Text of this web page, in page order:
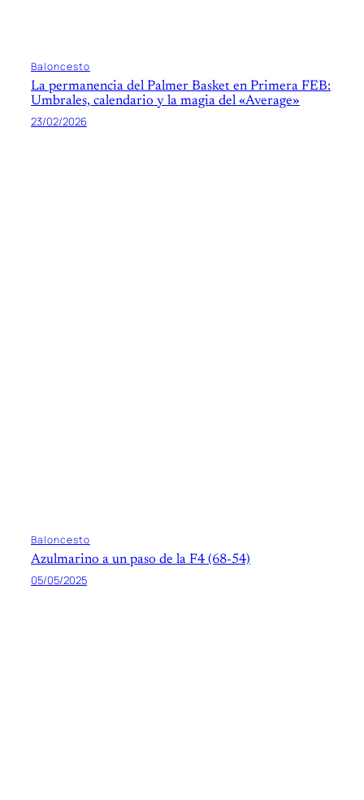
Baloncesto
La permanencia del Palmer Basket en Primera FEB:
Umbrales, calendario y la magia del «Average»
23/02/2026
Baloncesto
Azulmarino a un paso de la F4 (68-54)
05/05/2025